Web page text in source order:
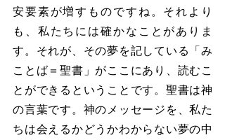
安要素が増すものですね。それより
も、私たちには確かなことがありま
す。それが、その夢を記している「み
ことば＝聖書」がここにあり、読むこ
とができるということです。聖書は神
の言葉です。神のメッセージを、私た
ちは会えるかどうかわからない夢の中